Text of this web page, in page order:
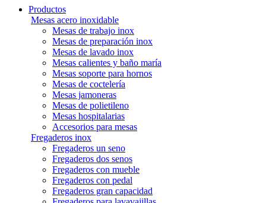
Productos
Mesas acero inoxidable
Mesas de trabajo inox
Mesas de preparación inox
Mesas de lavado inox
Mesas calientes y baño maría
Mesas soporte para hornos
Mesas de coctelería
Mesas jamoneras
Mesas de polietileno
Mesas hospitalarias
Accesorios para mesas
Fregaderos inox
Fregaderos un seno
Fregaderos dos senos
Fregaderos con mueble
Fregaderos con pedal
Fregaderos gran capacidad